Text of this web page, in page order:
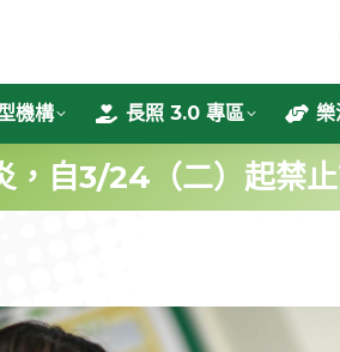
機構 長照 3.0 專區 樂
，自3/24（二）起禁